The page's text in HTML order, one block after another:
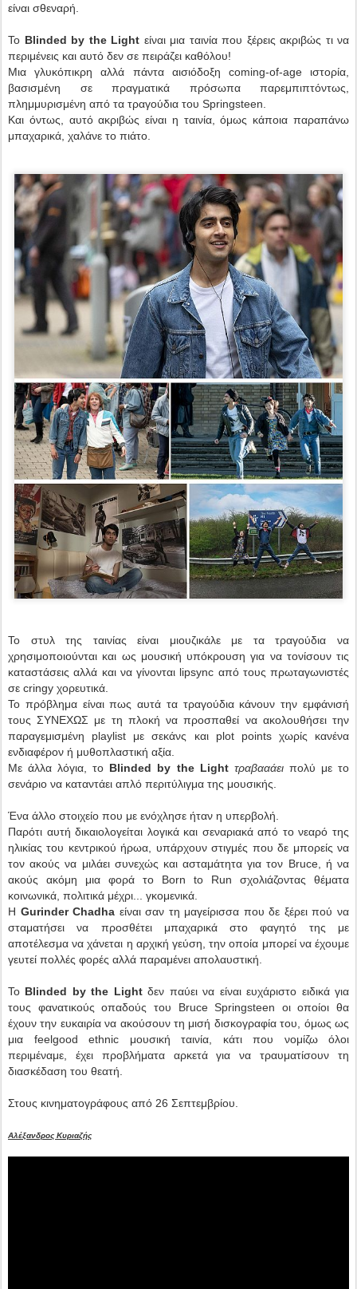
είναι σθεναρή.
Το Blinded by the Light είναι μια ταινία που ξέρεις ακριβώς τι να
περιμένεις και αυτό δεν σε πειράζει καθόλου!
Μια γλυκόπικρη αλλά πάντα αισιόδοξη coming-of-age ιστορία,
βασισμένη σε πραγματικά πρόσωπα παρεμπιπτόντως,
πλημμυρισμένη από τα τραγούδια του Springsteen.
Και όντως, αυτό ακριβώς είναι η ταινία, όμως κάποια παραπάνω
μπαχαρικά, χαλάνε το πιάτο.
Το στυλ της ταινίας είναι μιουζικάλε με τα τραγούδια να
χρησιμοποιούνται και ως μουσική υπόκρουση για να τονίσουν τις
καταστάσεις αλλά και να γίνονται lipsync από τους πρωταγωνιστές
σε cringy χορευτικά.
Το πρόβλημα είναι πως αυτά τα τραγούδια κάνουν την εμφάνισή
τους ΣΥΝΕΧΩΣ με τη πλοκή να προσπαθεί να ακολουθήσει την
παραγεμισμένη playlist με σεκάνς και plot points χωρίς κανένα
ενδιαφέρον ή μυθοπλαστική αξία.
Με άλλα λόγια, το Blinded by the Light τραβααάει πολύ με το
σενάριο να καταντάει απλό περιτύλιγμα της μουσικής.
Ένα άλλο στοιχείο που με ενόχλησε ήταν η υπερβολή.
Παρότι αυτή δικαιολογείται λογικά και σεναριακά από το νεαρό της
ηλικίας του κεντρικού ήρωα, υπάρχουν στιγμές που δε μπορείς να
τον ακούς να μιλάει συνεχώς και ασταμάτητα για τον Bruce, ή να
ακούς ακόμη μια φορά το Born to Run σχολιάζοντας θέματα
κοινωνικά, πολιτικά μέχρι... γκομενικά.
Η Gurinder Chadha είναι σαν τη μαγείρισσα που δε ξέρει πού να
σταματήσει να προσθέτει μπαχαρικά στο φαγητό της με
αποτέλεσμα να χάνεται η αρχική γεύση, την οποία μπορεί να έχουμε
γευτεί πολλές φορές αλλά παραμένει απολαυστική.
Το Blinded by the Lightδεν παύει να είναι ευχάριστο ειδικά για
τους φανατικούς οπαδούς του Bruce Springsteen οι οποίοι θα
έχουν την ευκαιρία να ακούσουν τη μισή δισκογραφία του, όμως ως
μια feelgood ethnic μουσική ταινία, κάτι που νομίζω όλοι
περιμέναμε, έχει προβλήματα αρκετά για να τραυματίσουν τη
διασκέδαση του θεατή.
Στους κινηματογράφους από 26 Σεπτεμβρίου.
Αλέξανδρος Κυριαζής